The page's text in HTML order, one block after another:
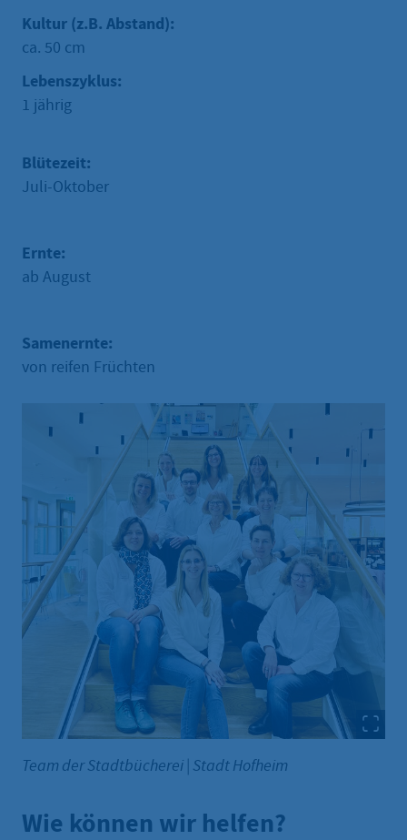
Kultur (z.B. Abstand):
ca. 50 cm
Lebenszyklus:
1 jährig
Blütezeit:
Juli-Oktober
Ernte:
ab August
Samenernte:
von reifen Früchten
Team der Stadtbücherei | Stadt Hofheim
Wie können wir helfen?